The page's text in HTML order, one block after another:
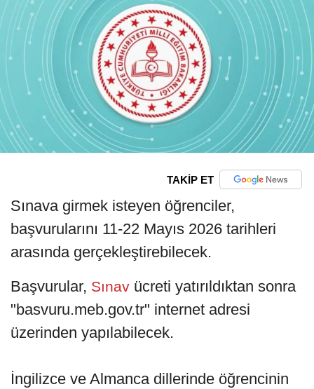
TAKİP ET
Sınava girmek isteyen öğrenciler,
başvurularını 11-22 Mayıs 2026 tarihleri
arasında gerçekleştirebilecek.
Başvurular, Sınav ücreti yatırıldıktan sonra
"basvuru.meb.gov.tr" internet adresi
üzerinden yapılabilecek.
İngilizce ve Almanca dillerinde öğrencinin